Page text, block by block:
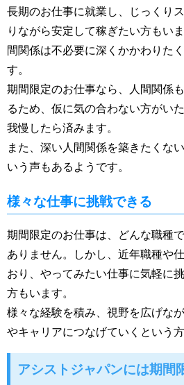
長期のお仕事に就業し、じっくり
りながら安定して稼ぎたい方もい
間関係は不必要に深くかかわりた
す。
期間限定のお仕事なら、人間関係
るため、仮に気の合わない方がい
我慢したら済みます。
また、深い人間関係を築きたくな
いう声もあるようです。
様々な仕事に挑戦できる
期間限定のお仕事は、どんな職種
ありません。しかし、近年職種や
おり、やってみたい仕事に気軽に
方もいます。
様々な経験を積み、視野を広げな
やキャリアにつなげていくという
アシストジャパンには期間